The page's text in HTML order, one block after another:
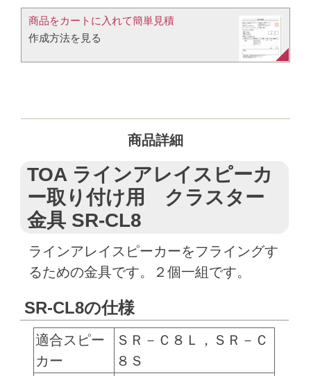
商品をカートに入れて簡単見積​
作成方法を見る​​
商品詳細
TOA ラインアレイスピーカ
ー取り付け用 クラスター
金具 SR-CL8
ラインアレイスピーカーをフライングす
るための金具です。２個一組です。
SR-CL8の仕様
適合スピー
カー
ＳＲ－Ｃ８Ｌ，ＳＲ－Ｃ
８Ｓ